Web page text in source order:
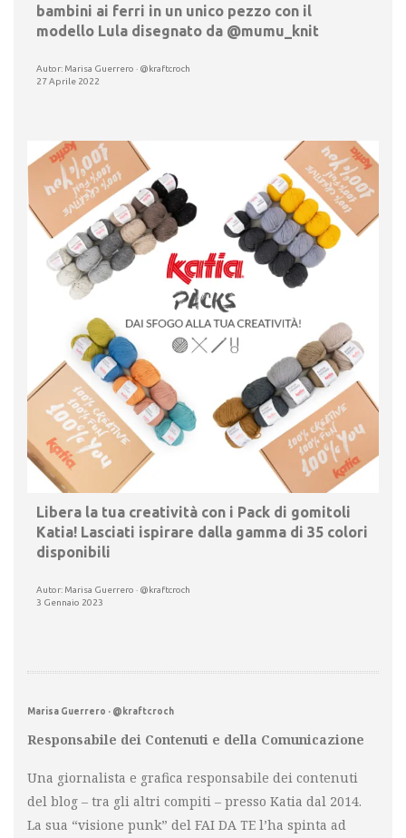
bambini ai ferri in un unico pezzo con il
modello Lula disegnato da @mumu_knit
Autor: Marisa Guerrero · @kraftcroch
27 Aprile 2022
Libera la tua creatività con i Pack di gomitoli
Katia! Lasciati ispirare dalla gamma di 35 colori
disponibili
Autor: Marisa Guerrero · @kraftcroch
3 Gennaio 2023
Marisa Guerrero · @kraftcroch
Responsabile dei Contenuti e della Comunicazione
Una giornalista e grafica responsabile dei contenuti
del blog – tra gli altri compiti – presso Katia dal 2014.
La sua “visione punk” del FAI DA TE l’ha spinta ad